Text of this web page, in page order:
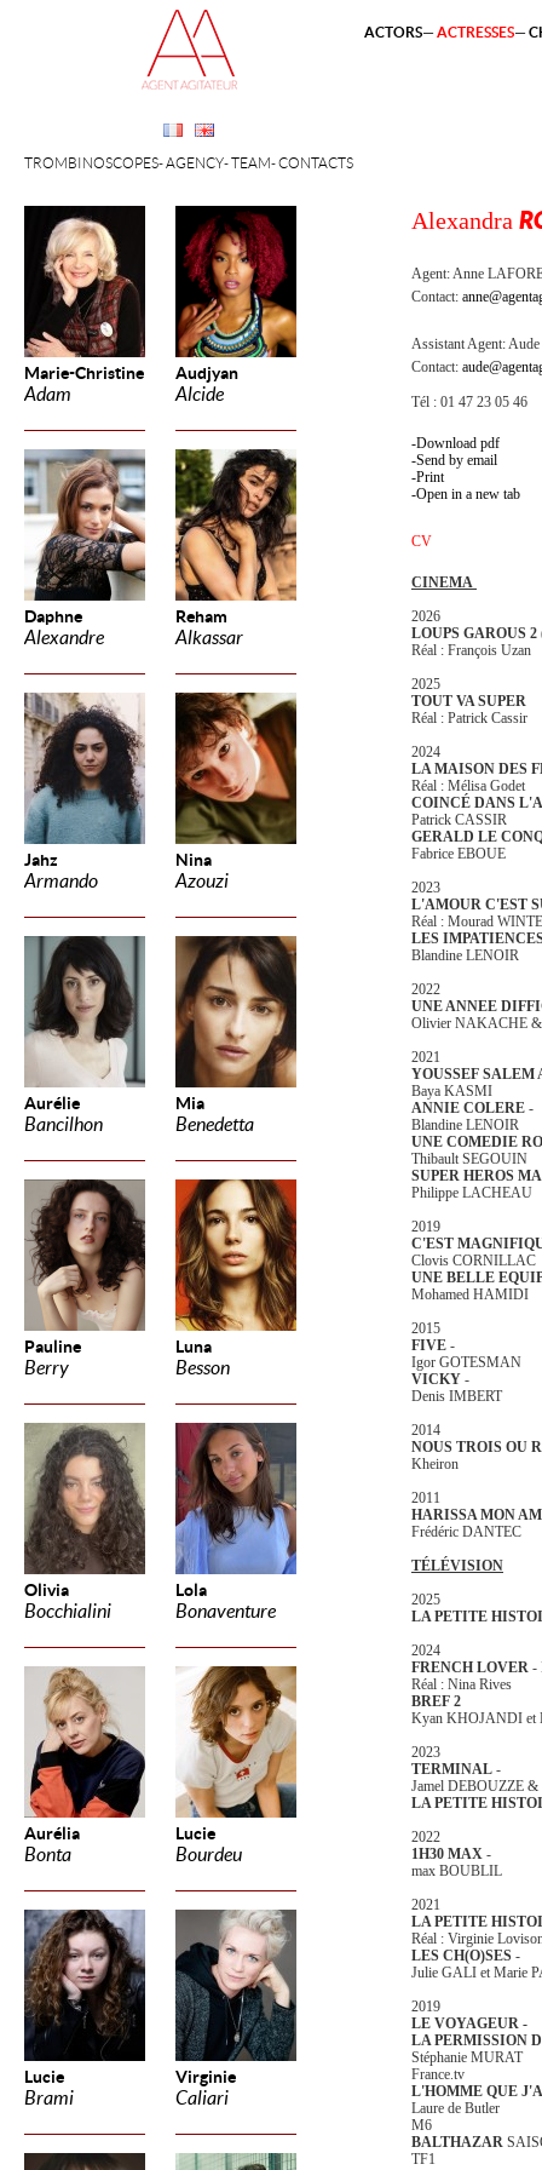
Marie-Christine
Adam
Audjyan
Alcide
Daphne
Alexandre
Reham
Alkassar
Jahz
Armando
Nina
Azouzi
Aurélie
Bancilhon
Mia
Benedetta
Pauline
Berry
Luna
Besson
Olivia
Bocchialini
Lola
Bonaventure
Aurélia
Bonta
Lucie
Bourdeu
Lucie
Brami
Virginie
Caliari
TROMBINOSCOPES AGENCY TEAM CONTACTS
ACTORS ACTRESSES
Alexandra
Agent:Anne
Contact:
Assistant Agent:Aude
Contact:
Tél : 01 47 23 05 46
Download pdf
Send by email
Print
Open in a new tab
CV
CINEMA
2026
LOUPS GAROUS 2
Réal : François Uzan
2025
TOUT VA SUPER
Réal : Patrick Cassir
2024
LA MAISON DES
Réal : Mélisa Godet
COINCÉ DANS
Patrick CASSIR
GERALD LE
Fabrice EBOUE
2023
L'AMOUR C'EST
Réal : Mourad
LES
Blandine LENOIR
2022
UNE ANNEE
Olivier NAKACHE
2021
YOUSSEF SALEM
Baya KASMI
ANNIE COLERE -
Blandine LENOIR
UNE COMEDIE
Thibault SEGOUIN
SUPER HEROS
Philippe LACHEAU
2019
C'EST
Clovis CORNILLAC
UNE BELLE
Mohamed HAMIDI
2015
FIVE -
Igor GOTESMAN
VICKY -
Denis IMBERT
2014
NOUS TROIS OU
Kheiron
2011
HARISSA MON
Frédéric DANTEC
TÉLÉVISION
2025
LA PETITE
2024
FRENCH LOVER -
Réal : Nina Rives
BREF 2
Kyan KHOJANDI et
2023
TERMINAL -
Jamel DEBOUZZE
LA PETITE
2022
1H30 MAX -
max BOUBLIL
2021
LA PETITE
Réal : Virginie
LES CH(O)SES -
Julie GALI et Marie
2019
LE VOYAGEUR -
LA PERMISSION
Stéphanie MURAT
France.tv
L'HOMME QUE
Laure de Butler
M6
BALTHAZAR
TF1